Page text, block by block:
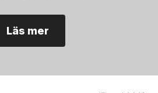
Läs mer